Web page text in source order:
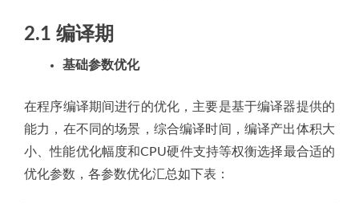
2.1 编译期
基础参数优化
在程序编译期间进行的优化，主要是基于编译器提供的
能力，在不同的场景，综合编译时间，编译产出体积大
小、性能优化幅度和CPU硬件支持等权衡选择最合适的
优化参数，各参数优化汇总如下表：